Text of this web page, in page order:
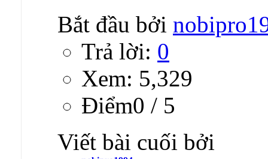
Bắt đầu bởi
Trả lời: 0
Xem: 5,329
Ðiểm0 / 5
Viết bài cuối bởi